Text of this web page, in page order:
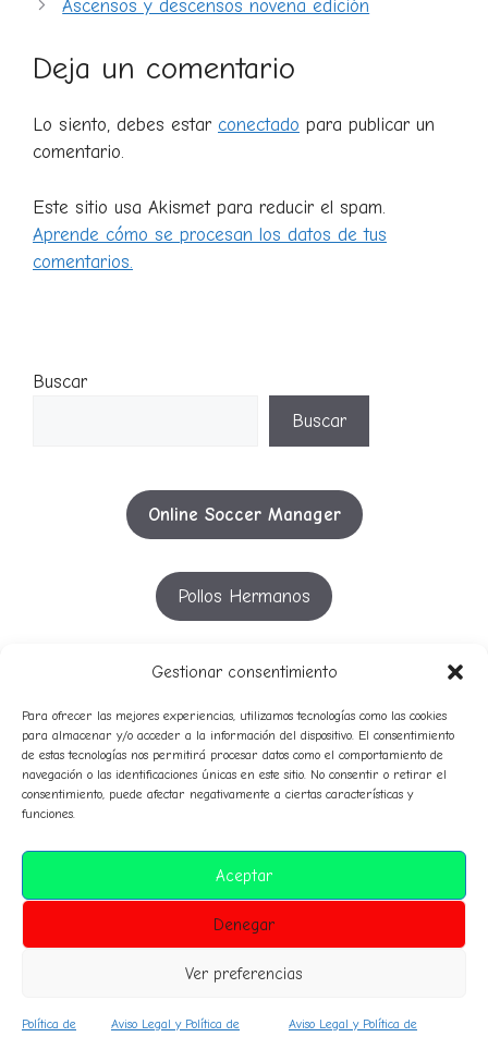
Gestionar consentimiento
Para ofrecer las mejores experiencias, utilizamos tecnologías como las cookies
para almacenar y/o acceder a la información del dispositivo. El consentimiento
de estas tecnologías nos permitirá procesar datos como el comportamiento de
navegación o las identificaciones únicas en este sitio. No consentir o retirar el
consentimiento, puede afectar negativamente a ciertas características y
funciones.
Aceptar
Denegar
Ver preferencias
Política de Aviso Legal y Política de Aviso Legal y Política de
Ascensos y descensos novena edición
Deja un comentario
Lo siento, debes estar conectado para publicar un
comentario.
Este sitio usa Akismet para reducir el spam.
Aprende cómo se procesan los datos de tus
comentarios.
Buscar
Buscar
Online Soccer Manager
Pollos Hermanos
YouTube
49º 50º 51º 52º 53º 54º 55º 56º 57º 58º
59º
audio
Clasificaciones composición
normas premiosespeciales
sorteo